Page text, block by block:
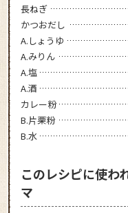
長ねぎ
かつおだし
A.しょうゆ
A.みりん
A.塩
A.酒
カレー粉
B.片栗粉
B.水
このレシピに使わ
マ